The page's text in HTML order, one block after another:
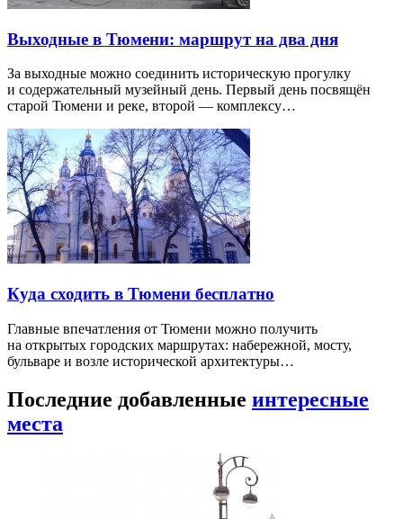
Выходные в Тюмени: маршрут на два дня
За выходные можно соединить историческую прогулку
и содержательный музейный день. Первый день посвящён
старой Тюмени и реке, второй — комплексу…
Куда сходить в Тюмени бесплатно
Главные впечатления от Тюмени можно получить
на открытых городских маршрутах: набережной, мосту,
бульваре и возле исторической архитектуры…
Последние добавленные интересные
места